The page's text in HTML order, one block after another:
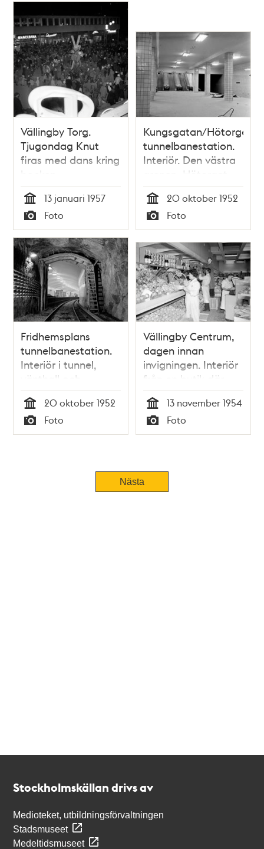
Vällingby Torg.
Tjugondag Knut
firas med dans kring
bocken
Tid
13 januari 1957
Typ
Foto
Kungsgatan/Hötorgets
tunnelbanestation.
Interiör. Den västra
grenen, Hötorget-
Vällingby invigdes
26.10.1952.
(Stationen hette
Kungsgatan 1952-
1957)
Tid
20 oktober 1952
Typ
Foto
Fridhemsplans
tunnelbanestation.
Interiör i tunnel,
vänthall och
plattform. Den
västra grenen,
Kungsgatan/Hötorget
- Vällingby invigdes
Tid
20 oktober 1952
Typ
Foto
Vällingby Centrum,
dagen innan
invigningen. Interiör
från en butik där
varor (frukt och
grönt) läggs upp
Tid
13 november 1954
Typ
Foto
TidigareNästa
Stockholmskällan drivs av
Medioteket, utbildningsförvaltningen
Stadsmuseet
Medeltidsmuseet